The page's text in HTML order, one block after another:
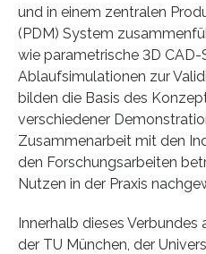
und in einem zentralen
(PDM) System
wie parametrische 3D
Ablaufsimulationen zur
bilden die Basis des
verschiedener
Zusammenarbeit mit den
den Forschungsarbeiten
Nutzen in der Praxis
Innerhalb dieses
der TU München, der